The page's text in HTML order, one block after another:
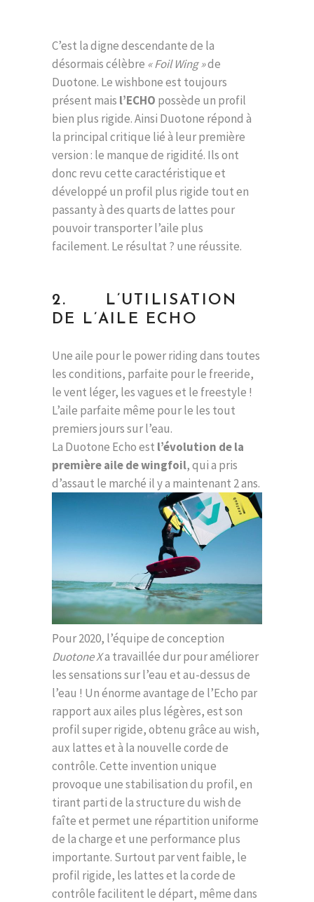
C’est la digne descendante de la
désormais célèbre « Foil Wing »de
Duotone. Le wishbone est toujours
présent mais l’ECHO possède un profil
bien plus rigide. Ainsi Duotone répond à
la principal critique lié à leur première
version : le manque de rigidité. Ils ont
donc revu cette caractéristique et
développé un profil plus rigide tout en
passanty à des quarts de lattes pour
pouvoir transporter l’aile plus
facilement. Le résultat ? une réussite.
2. L’UTILISATION
DE L’AILE ECHO
Une aile pour le power riding dans toutes
les conditions, parfaite pour le freeride,
le vent léger, les vagues et le freestyle !
L’aile parfaite même pour le les tout
premiers jours sur l’eau.
La Duotone Echo est l’évolution de la
première aile de wingfoil, qui a pris
d’assaut le marché il y a maintenant 2 ans.
Pour 2020, l’équipe de conception
Duotone Xa travaillée dur pour améliorer
les sensations sur l’eau et au-dessus de
l’eau ! Un énorme avantage de l’Echo par
rapport aux ailes plus légères, est son
profil super rigide, obtenu grâce au wish,
aux lattes et à la nouvelle corde de
contrôle. Cette invention unique
provoque une stabilisation du profil, en
tirant parti de la structure du wish de
faîte et permet une répartition uniforme
de la charge et une performance plus
importante. Surtout par vent faible, le
profil rigide, les lattes et la corde de
contrôle facilitent le départ, même dans